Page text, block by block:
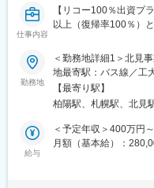
週4在宅で働いており
にて業務に慣れて頂き
■評価制度
10段階の等級制度で
けられます。また、志
方、技術を尖らせたい
す。
仕事内容
【リコー100％出資プ
以上（復帰率100％）
■業務概要
設計区（リコー/リコー
連ソフトウェアの上流
■ミッション／期待す
・ソフトウェアエンジ
幅広い工程を担当
勤務地
＜勤務地詳細1＞北見
地最寄駅：バス線／工
＜勤務地詳細2＞札幌
日本生命札幌北口ビル
らびにリコーグループ
む）
【最寄り駅】
柏陽駅、札幌駅、北見
給与
＜予定年収＞400万円
月額（基本給）：